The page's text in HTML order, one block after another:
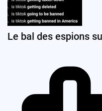
Le bal des espions